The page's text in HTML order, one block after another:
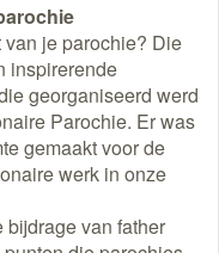
je parochie? Die
inspirerende
georganiseerd werd
Parochie. Er was
gemaakt voor de
werk in onze
van father